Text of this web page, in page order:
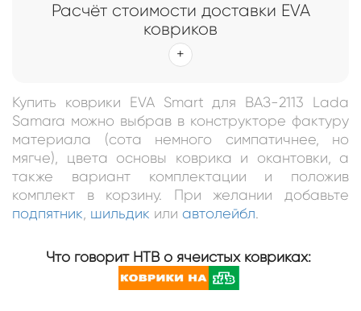
Расчёт стоимости доставки EVA
ковриков
Купить коврики EVA Smart для ВАЗ-2113 Lada
Samara можно выбрав в конструкторе фактуру
материала (сота немного симпатичнее, но
мягче), цвета основы коврика и окантовки, а
также вариант комплектации и положив
комплект в корзину. При желании добавьте
подпятник шильдик или автолейбл.
Что говорит НТВ о ячеистых ковриках: